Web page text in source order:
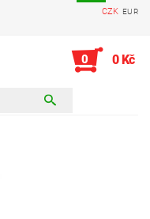
CZK EUR
0 0 Kč